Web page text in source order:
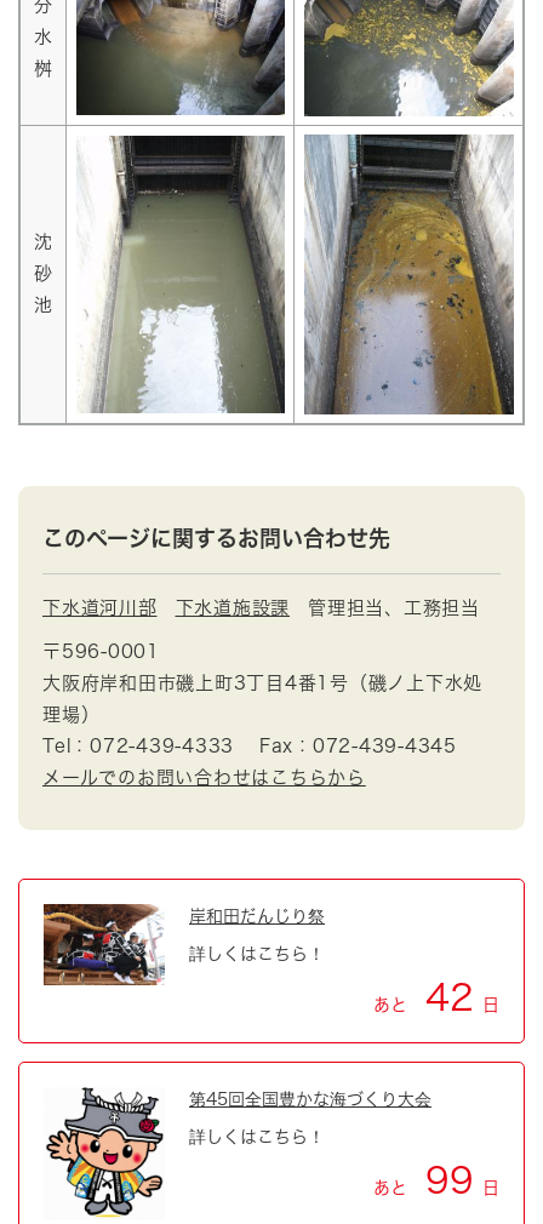
分
水
桝
沈
砂
池
このページに関するお問い合わせ先
下水道河川部 下水道施設課 管理担当、工務担当
〒596-0001
大阪府岸和田市磯上町3丁目4番1号（磯ノ上下水処
理場）
Tel：072-439-4333
Fax：072-439-4345
メールでのお問い合わせはこちらから
岸和田だんじり祭
詳しくはこちら！
あと 42 日
第45回全国豊かな海づくり大会
詳しくはこちら！
あと 99 日